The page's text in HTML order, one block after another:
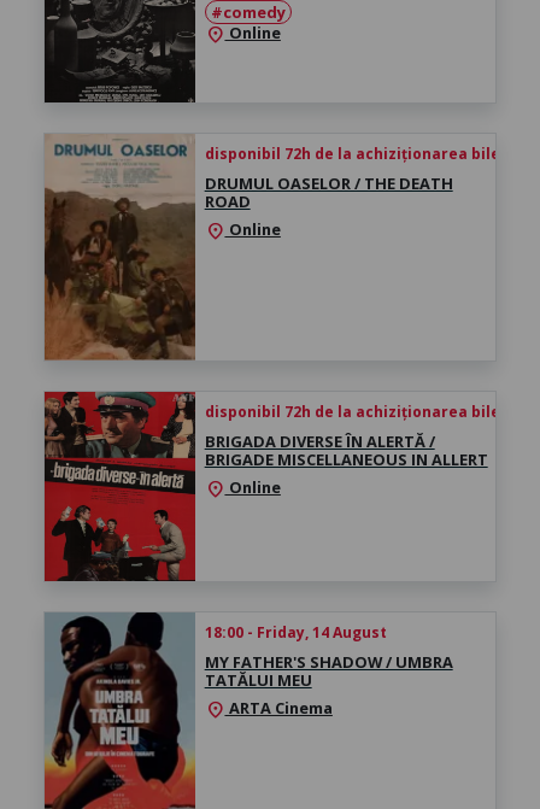
#comedy
location_on Online
disponibil 72h de la achiziționarea biletului
DRUMUL OASELOR / THE DEATH
ROAD
location_on Online
disponibil 72h de la achiziționarea biletului
BRIGADA DIVERSE ÎN ALERTĂ /
BRIGADE MISCELLANEOUS IN ALLERT
location_on Online
18:00 - Friday, 14 August
MY FATHER'S SHADOW / UMBRA
TATĂLUI MEU
location_onARTA Cinema